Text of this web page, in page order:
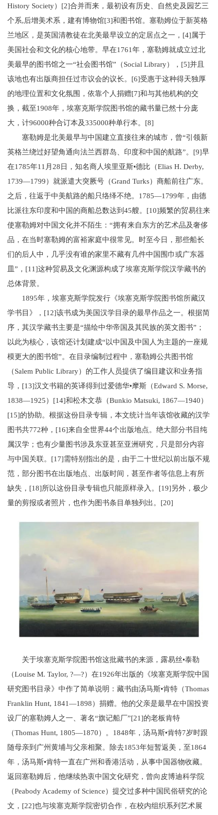
History Society）[2]合并而来，最初设有历史、自然史及园艺三
个系,后增美术系，建有博物馆[3]和图书馆。塞勒姆位于新英格
兰地区，是英国清教徒在北美最早设立的定居点之一，[4]属于
美国社会和文化的核心地带。早在1761年，塞勒姆就成立过北
美最早的图书馆之一“社会图书馆”（Social Library），[5]并且
该地也有出版商担任过市议会的议长。[6]受惠于这种得天独厚
的地理位置和文化氛围，依靠个人捐赠[7]和与其他机构的交
换，截至1908年，埃塞克斯学院图书馆的藏书量已然十分庞
大，计96000种合订本及335000种单行本。[8]
塞勒姆是北美最早与中国建立直接往来的城市，曾“引领新
英格兰绕过好望角通向法兰西群岛、印度和中国的航路”。[9]早
在1785年11月28日，知名商人埃里亚斯•德比（Elias H. Derby,
1739—1799）就派遣大突厥号（Grand Turks）商船前往广东。
之后，往返于中美航路的船只络绎不绝。1785—1799年，由德
比派往东印度和中国的商船总数达到45艘。[10]频繁的贸易往来
使塞勒姆对中国文化并不陌生：“拥有来自东方的艺术品及奢侈
品，在当时塞勒姆的富裕家庭中很常见。时至今日，那些船长
们的后人中，几乎没有谁的家里不藏有几件中国围巾或广东器
皿”，[11]这种贸易及文化渊源构成了埃塞克斯学院汉学藏书的
总体背景。
1895年，埃塞克斯学院发行《埃塞克斯学院图书馆所藏汉
学书目》，[12]该书成为美国汉学目录的最早作品之一。根据简
序，其汉学藏书主要是“描绘中华帝国及其民族的英文图书”；
以此为核心，该馆还计划建成“以中国及中国人为主题的一座规
模更大的图书馆”。在目录编制过程中，塞勒姆公共图书馆
（Salem Public Library）的工作人员提供了编目建议和业务指
导，[13]汉文书籍的英译得到过爱德华•摩斯（Edward S. Morse,
1838—1925）[14]和松木文恭（Bunkio Matsuki, 1867—1940）
[15]的协助。根据这份目录专辑，本文统计当年该馆收藏的汉学
图书共772种，[16]来自全世界44个出版地点。绝大部分书目纯
属汉学；也有少量图书涉及东亚甚至亚洲研究，只是部分内容
与中国关联。[17]需特别指出的是，由于二十世纪以前出版不规
范，部分图书在出版地点、出版时间，甚至作者等信息上有所
缺失，[18]所以这份目录专辑也只能原样录入。[19]另外，极少
量的剪报或者照片，也作为图书条目单独列出。[20]
关于埃塞克斯学院图书馆这批藏书的来源，露易丝•泰勒
（Louise M. Taylor, ?—?）在1926年出版的《埃塞克斯学院中国
研究图书目录》中作了简单说明：藏书由汤马斯•肯特（Thomas
Franklin Hunt, 1841—1898）捐赠。他的父亲是最早在中国投资
设厂的塞勒姆人之一、著名“旗记船厂”[21]的老板肯特
（Thomas Hunt, 1805—1870）。1848年，汤马斯•肯特7岁时跟
随母亲到广州黄埔与父亲相聚。除去1853年短暂返美，至1864
年，汤马斯•肯特一直在广州和香港活动，从事中国器物收藏。
返回塞勒姆后，他继续热衷中国文化研究，曾向皮博迪科学院
（Peabody Academy of Science）提交过多种中国民俗研究的论
文，[22]也与埃塞克斯学院密切合作，在校内组织系列艺术展